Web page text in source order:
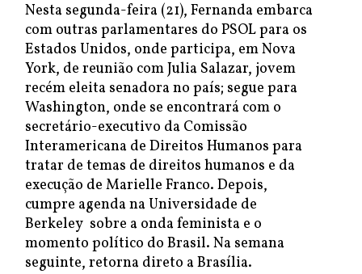
Nesta segunda-feira (21), Fernanda embarca
com outras parlamentares do PSOL para os
Estados Unidos, onde participa, em Nova
York, de reunião com Julia Salazar, jovem
recém eleita senadora no país; segue para
Washington, onde se encontrará com o
secretário-executivo da Comissão
Interamericana de Direitos Humanos para
tratar de temas de direitos humanos e da
execução de Marielle Franco. Depois,
cumpre agenda na Universidade de
Berkeley sobre a onda feminista e o
momento político do Brasil. Na semana
seguinte, retorna direto a Brasília.